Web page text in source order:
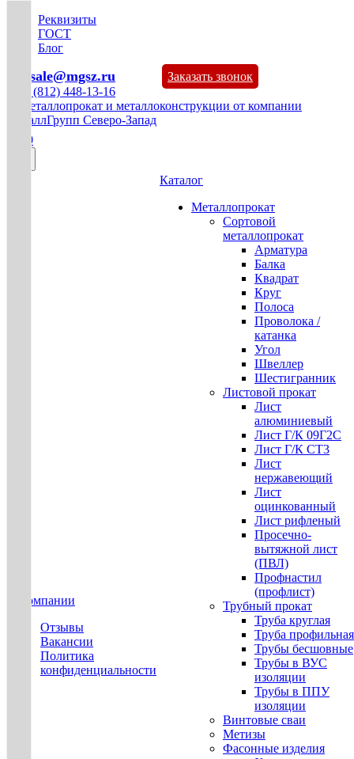
Реквизиты
ГОСТ
Блог
mg-sale@mgsz.ru
Заказать звонок
+7 (812) 448-13-16
0
О компании
Отзывы
Вакансии
Политика
конфиденциальности
Каталог
Металлопрокат
Сортовой
металлопрокат
Арматура
Балка
Квадрат
Круг
Полоса
Проволока /
катанка
Угол
Швеллер
Шестигранник
Листовой прокат
Лист
алюминиевый
Лист Г/К 09Г2С
Лист Г/К СТ3
Лист
нержавеющий
Лист
оцинкованный
Лист рифленый
Просечно-
вытяжной лист
(ПВЛ)
Профнастил
(профлист)
Трубный прокат
Труба круглая
Труба профильная
Трубы бесшовные
Трубы в ВУС
изоляции
Трубы в ППУ
изоляции
Винтовые сваи
Метизы
Фасонные изделия